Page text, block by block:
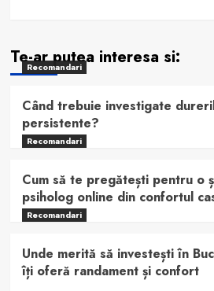
Te-ar putea interesa si:
Recomandari
Când trebuie investigate
persistente?
Recomandari
Cum să te pregătești pentru o
psiholog online din confortul
Recomandari
Unde merită să investești în
îți oferă randament și confort